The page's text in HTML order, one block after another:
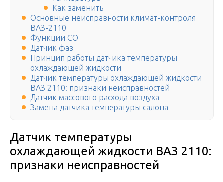
Как заменить
Основные неисправности климат-контроля
ВАЗ-2110
Функции СО
Датчик фаз
Принцип работы датчика температуры
охлаждающей жидкости
Датчик температуры охлаждающей жидкости
ВАЗ 2110: признаки неисправностей
Датчик массового расхода воздуха
Замена датчика температуры салона
Датчик температуры
охлаждающей жидкости ВАЗ 2110:
признаки неисправностей